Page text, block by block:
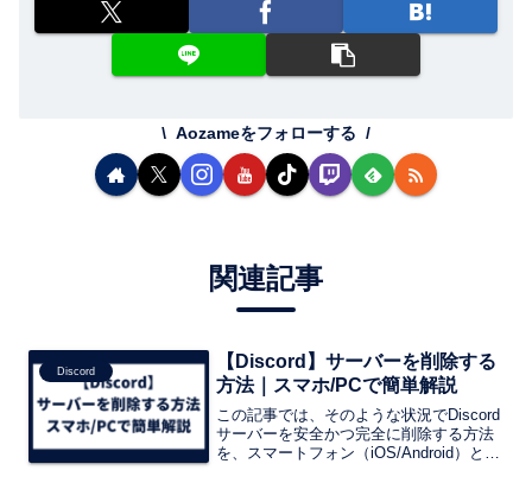
Aozameをフォローする
関連記事
Discord
【Discord】サーバーを削除する
方法｜スマホ/PCで簡単解説
この記事では、そのような状況でDiscord
サーバーを安全かつ完全に削除する方法
を、スマートフォン（iOS/Android）と